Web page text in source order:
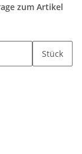
zum Artikel
Stück